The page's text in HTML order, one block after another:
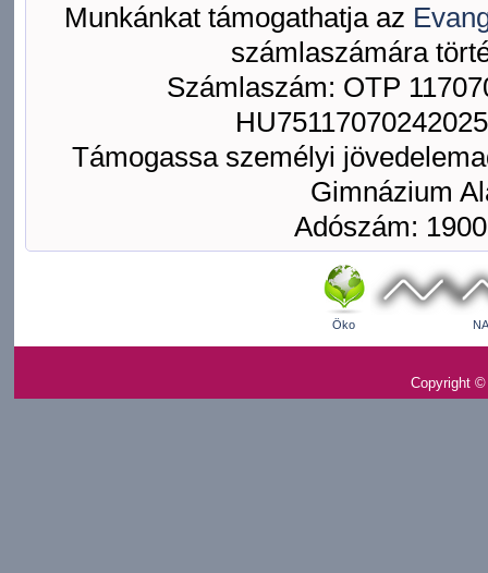
Munkánkat támogathatja az
számlaszámára
Számlaszám: OTP
Támogassa személyi
Gimnázium
Adószám:
Öko
Copyright